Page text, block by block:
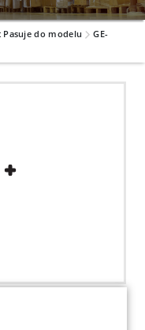
Pasuje do modelu
GE-